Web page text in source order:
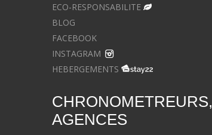
ECO-RESPONSABILITE
BLOG
FACEBOOK
INSTAGRAM
HEBERGEMENTS
CHRONOMETREURS,
AGENCES